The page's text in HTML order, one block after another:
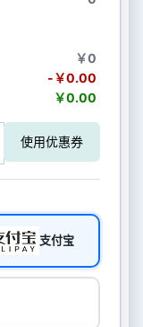
￥0
-￥0.00
￥0.00
使用优惠券
支付宝